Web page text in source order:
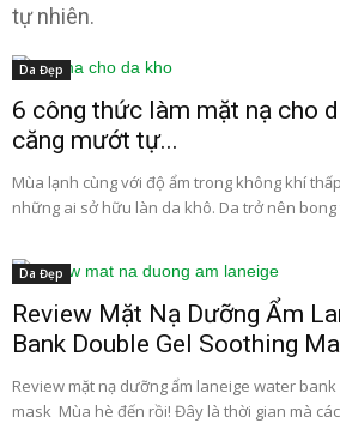
tự nhiên.
Da Đẹp
6 công thức làm mặt nạ cho
căng mướt tự...
Mùa lạnh cùng với độ ẩm trong không khí
những ai sở hữu làn da khô. Da trở nên bong
Da Đẹp
Review Mặt Nạ Dưỡng Ẩm
Bank Double Gel Soothing
Review mặt nạ dưỡng ẩm laneige water
mask Mùa hè đến rồi! Đây là thời gian mà